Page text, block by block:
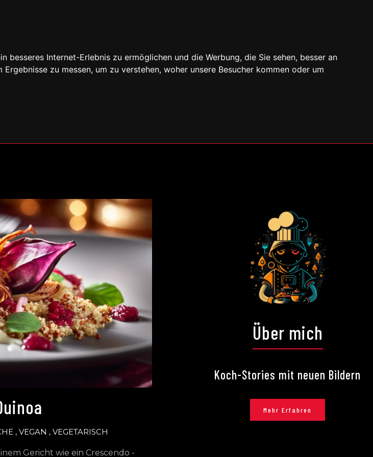
besseres Internet-Erlebnis zu ermöglichen und die Werbung, die Sie sehen, besser an
zu messen, um zu verstehen, woher unsere Besucher kommen oder um
, VEGAN , VEGETARISCH
Gericht wie ein Crescendo -
Über mich
Koch-Stories mit neuen Bildern
Mehr Erfahren